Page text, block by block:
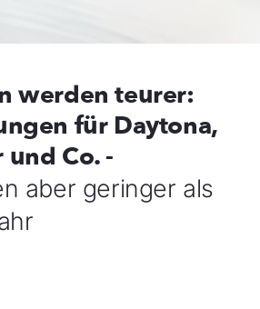
werden teurer:
für Daytona,
Co. -
aber geringer als